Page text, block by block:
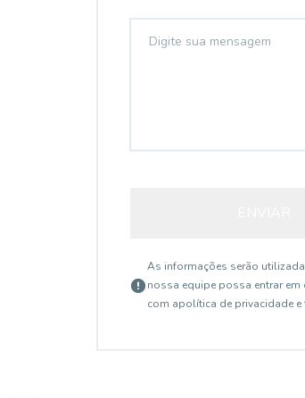
As informações serão
nossa equipe possa entrar
com apolítica de privacidade e